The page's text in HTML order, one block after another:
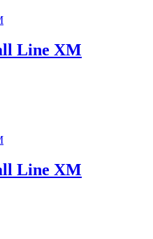
Line XM
Line XM